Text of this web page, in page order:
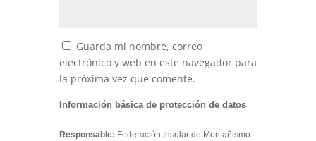
Guarda mi nombre, correo
electrónico y web en este navegador para
la próxima vez que comente.
Información básica de protección de datos
Responsable: Federación Insular de Montañismo